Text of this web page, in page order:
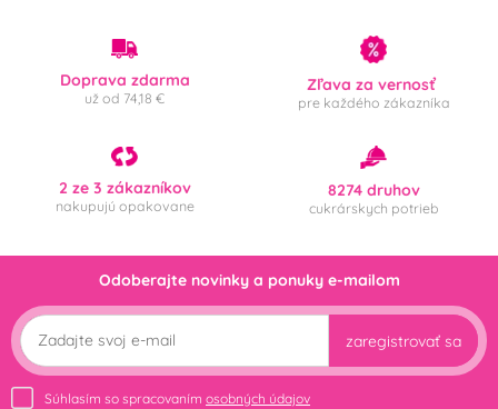
Doprava zdarma
už od 74,18 €
Zľava za vernosť
pre každého zákazníka
2 ze 3 zákazníkov
nakupujú opakovane
8274 druhov
cukrárskych potrieb
Odoberajte novinky a ponuky e-mailom
zaregistrovať sa
Súhlasím so spracovaním osobných údajov